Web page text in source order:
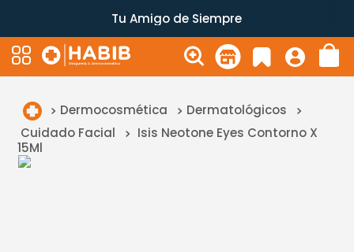
Tu Amigo de Siempre
Dermocosmética
Dermatológicos
Cuidado Facial
Isis Neotone Eyes Contorno X
15Ml